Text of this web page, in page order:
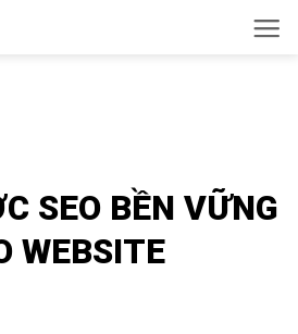
SEO BỀN VỮNG
WEBSITE